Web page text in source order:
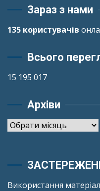
Зараз з нами
135 користувачів
Всього
15 195 017
Архіви
Архіви
Використання